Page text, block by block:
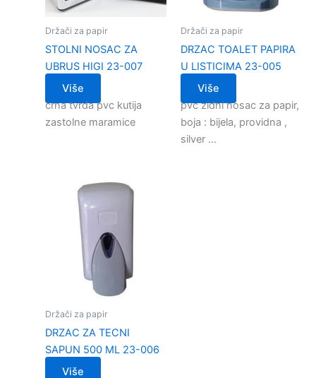
Držači za papir
STOLNI NOSAC ZA
UBRUS HIGI 23-007
Više
crna tvrda pvc kutija
zastolne maramice
Držači za papir
DRZAC TOALET PAPIRA
U LISTICIMA 23-005
Više
pvc zidni nosac za papir,
boja : bijela, providna ,
silver …
Držači za papir
DRZAC ZA TECNI
SAPUN 500 ML 23-006
Više